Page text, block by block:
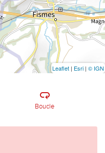
Boucle
Leaflet | Esri | © IGN